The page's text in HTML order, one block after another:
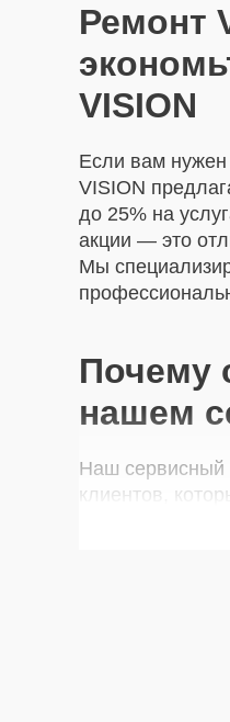
Ремонт
VISION
Если вам
VISION
до 25% на
акции — это
Мы
Почему
нашем
Наш сервисный
клиентов,